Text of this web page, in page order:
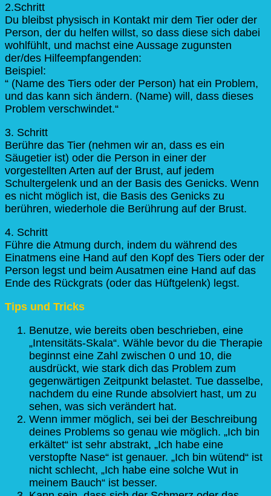
2.Schritt
Du bleibst physisch in Kontakt mir dem Tier oder der
Person, der du helfen willst, so dass diese sich dabei
wohlfühlt, und machst eine Aussage zugunsten
der/des Hilfeempfangenden:
Beispiel:
“ (Name des Tiers oder der Person) hat ein Problem,
und das kann sich ändern. (Name) will, dass dieses
Problem verschwindet.“
3. Schritt
Berühre das Tier (nehmen wir an, dass es ein
Säugetier ist) oder die Person in einer der
vorgestellten Arten auf der Brust, auf jedem
Schultergelenk und an der Basis des Genicks. Wenn
es nicht möglich ist, die Basis des Genicks zu
berühren, wiederhole die Berührung auf der Brust.
4. Schritt
Führe die Atmung durch, indem du während des
Einatmens eine Hand auf den Kopf des Tiers oder der
Person legst und beim Ausatmen eine Hand auf das
Ende des Rückgrats (oder das Hüftgelenk) legst.
Tips und Tricks
Benutze, wie bereits oben beschrieben, eine
„Intensitäts-Skala“. Wähle bevor du die Therapie
beginnst eine Zahl zwischen 0 und 10, die
ausdrückt, wie stark dich das Problem zum
gegenwärtigen Zeitpunkt belastet. Tue dasselbe,
nachdem du eine Runde absolviert hast, um zu
sehen, was sich verändert hat.
Wenn immer möglich, sei bei der Beschreibung
deines Problems so genau wie möglich. „Ich bin
erkältet“ ist sehr abstrakt, „Ich habe eine
verstopfte Nase“ ist genauer. „Ich bin wütend“ ist
nicht schlecht, „Ich habe eine solche Wut in
meinem Bauch“ ist besser.